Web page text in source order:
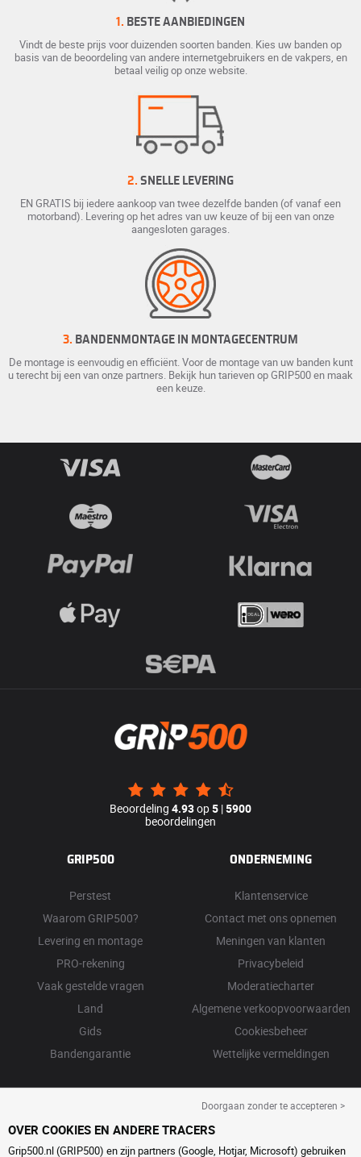
1. BESTE AANBIEDINGEN
Vindt de beste prijs voor duizenden soorten banden. Kies uw banden op
basis van de beoordeling van andere internetgebruikers en de vakpers, en
betaal veilig op onze website.
2. SNELLE LEVERING
EN GRATIS bij iedere aankoop van twee dezelfde banden (of vanaf een
motorband). Levering op het adres van uw keuze of bij een van onze
aangesloten garages.
3. BANDENMONTAGE IN MONTAGECENTRUM
De montage is eenvoudig en efficiënt. Voor de montage van uw banden kunt
u terecht bij een van onze partners. Bekijk hun tarieven op GRIP500 en maak
een keuze.
Beoordeling 4.93op5 |5900
beoordelingen
GRIP500
Perstest
Waarom GRIP500?
Levering en montage
PRO-rekening
Vaak gestelde vragen
Land
Gids
Bandengarantie
ONDERNEMING
Klantenservice
Contact met ons opnemen
Meningen van klanten
Privacybeleid
Moderatiecharter
Algemene verkoopvoorwaarden
Cookiesbeheer
Wettelijke vermeldingen
Doorgaan zonder te accepteren >
OVER COOKIES EN ANDERE TRACERS
Grip500.nl (GRIP500) en zijn partners (Google, Hotjar, Microsoft) gebruiken